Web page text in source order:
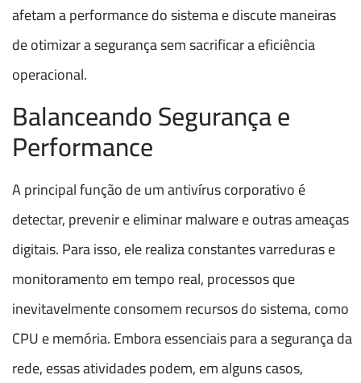
afetam a performance do sistema e discute maneiras
de otimizar a segurança sem sacrificar a eficiência
operacional.
Balanceando Segurança e
Performance
A principal função de um antivírus corporativo é
detectar, prevenir e eliminar malware e outras ameaças
digitais. Para isso, ele realiza constantes varreduras e
monitoramento em tempo real, processos que
inevitavelmente consomem recursos do sistema, como
CPU e memória. Embora essenciais para a segurança da
rede, essas atividades podem, em alguns casos,